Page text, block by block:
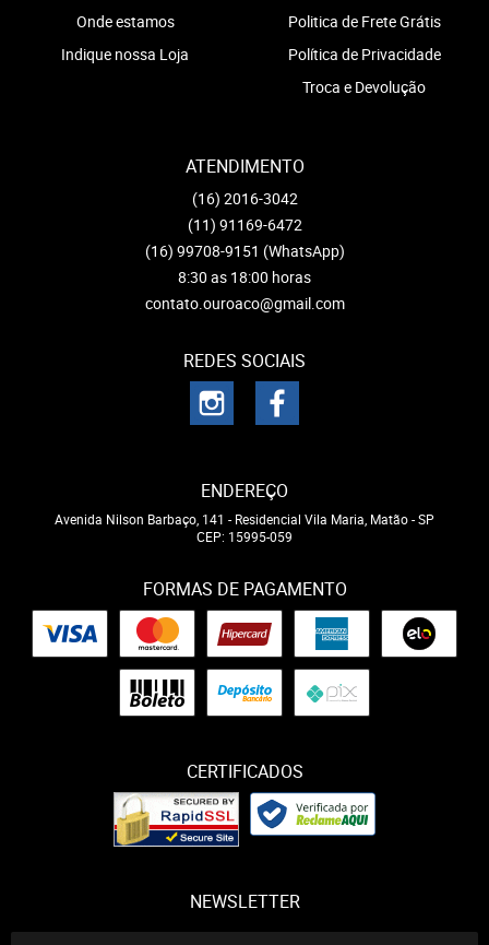
Onde estamos
Indique nossa Loja
Politica de Frete Grátis
Política de Privacidade
Troca e Devolução
ATENDIMENTO
(16) 2016-3042
(11) 91169-6472
(16) 99708-9151 (WhatsApp)
8:30 as 18:00 horas
contato.ouroaco@gmail.com
REDES SOCIAIS
ENDEREÇO
Avenida Nilson Barbaço, 141 - Residencial Vila Maria, Matão-SP
CEP: 15995-059
FORMAS DE PAGAMENTO
CERTIFICADOS
NEWSLETTER